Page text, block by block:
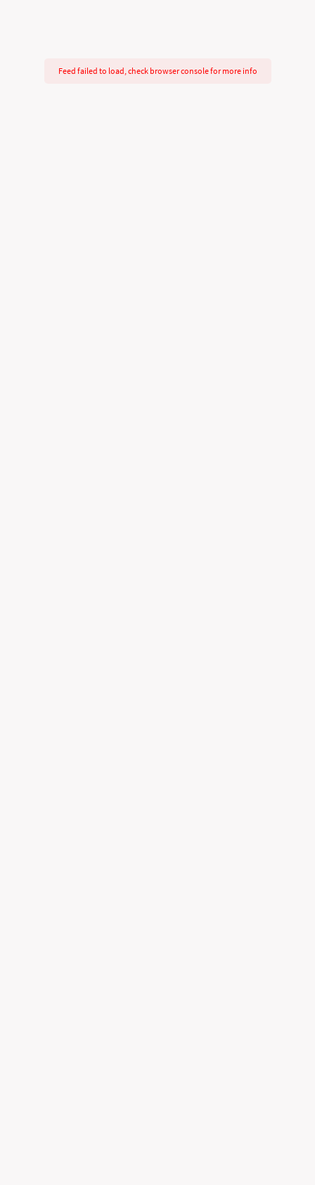
Feed failed to load, check browser console for more info